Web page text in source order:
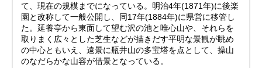
て、現在の規模までになっている。明治4年(1871年)に後楽
園と改称して一般公開し、同17年(1884年)に県営に移管し
た。延養亭から東面して望む沢の池と唯心山や、それらを
取りまく広々とした芝生などが描きだす平明な景観が眺め
の中心ともいえ、遠景に瓶井山の多宝塔を点として、操山
のなだらかな山容が借景となっている。